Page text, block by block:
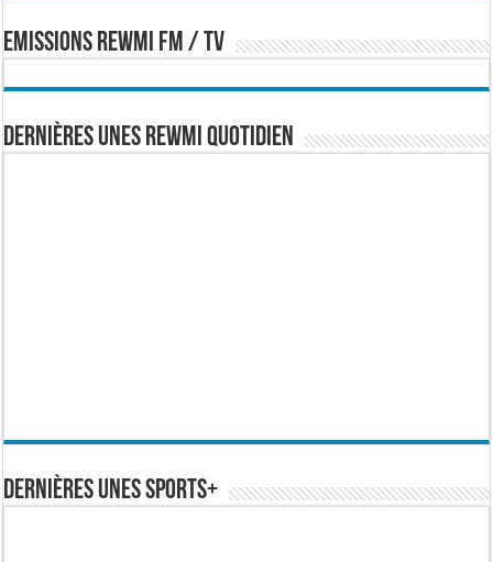
EMISSIONS REWMI FM / TV
Dernières Unes Rewmi Quotidien
Dernières Unes Sports+